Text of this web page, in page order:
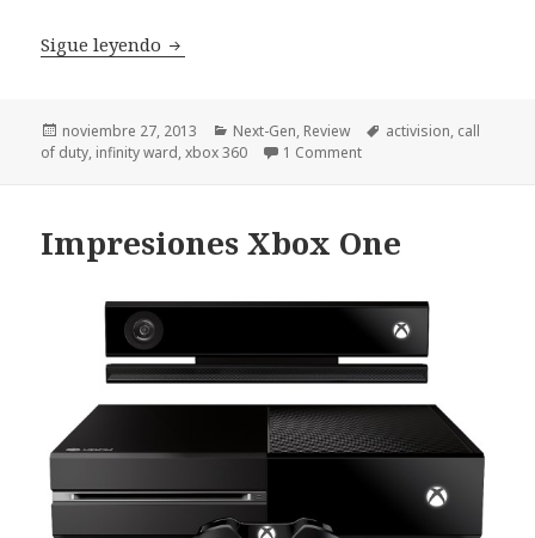
Sigue leyendo Review Call of Duty Ghosts Xbox 360
Publicado
el
noviembre 27, 2013 Categorías
Next-Gen, Review Etiquetas
activision, call
of duty, infinity ward,xbox 360 1 Comment
Impresiones Xbox One